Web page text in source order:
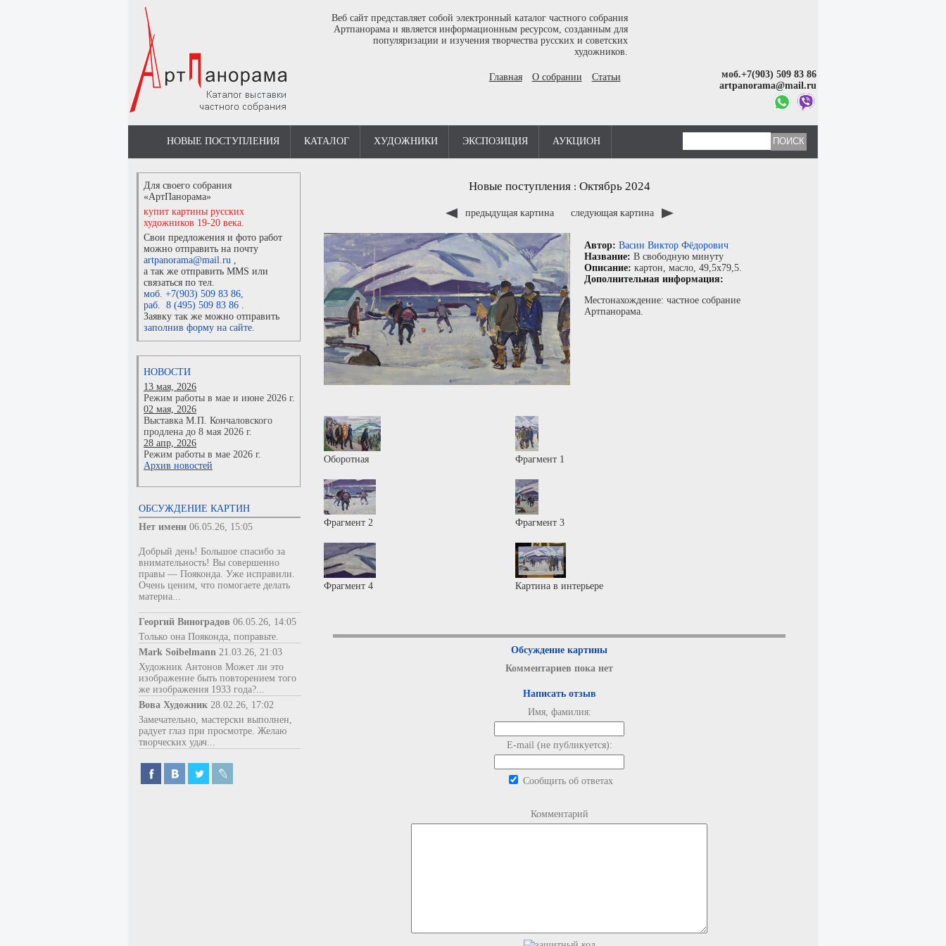
Веб сайт представляет собой электронный каталог частного собрания
Артпанорама и является информационным ресурсом, созданным для
популяризации и изучения творчества русских и советских
художников.
Главная О собрании Статьи
моб.+7(903) 509 83 86
artpanorama@mail.ru
НОВЫЕ ПОСТУПЛЕНИЯ КАТАЛОГ ХУДОЖНИКИ ЭКСПОЗИЦИЯ АУКЦИОН
Для своего собрания
«АртПанорама»
купит картины русских
художников 19-20 века.
Свои предложения и фото работ
можно отправить на почту
artpanorama@mail.ru ,
а так же отправить MMS или
связаться по тел.
моб. +7(903) 509 83 86,
раб. 8 (495) 509 83 86 .
Заявку так же можно отправить
заполнив форму на сайте.
НОВОСТИ
13 мая, 2026
Режим работы в мае и июне 2026 г.
02 мая, 2026
Выставка М.П. Кончаловского
продлена до 8 мая 2026 г.
28 апр, 2026
Режим работы в мае 2026 г.
Архив новостей
ОБСУЖДЕНИЕ КАРТИН
Нет имени 06.05.26, 15:05
Добрый день! Большое спасибо за
внимательность! Вы совершенно
правы — Пояконда. Уже исправили.
Очень ценим, что помогаете делать
материа...
Георгий Виноградов 06.05.26, 14:05
Только она Пояконда, поправьте.
Mark Soibelmann 21.03.26, 21:03
Художник Антонов Может ли это
изображение быть повторением того
же изображения 1933 года?...
Вова Художник 28.02.26, 17:02
Замечательно, мастерски выполнен,
радует глаз при просмотре. Желаю
творческих удач...
Новые поступления: Октябрь 2024
предыдущая картина следующая картина
Автор: Васин Виктор Фёдорович
Название: В свободную минуту
Описание: картон, масло, 49,5x79,5.
Дополнительная информация:
Местонахождение: частное собрание
Артпанорама.
Оборотная Фрагмент 1
Фрагмент 2 Фрагмент 3
Фрагмент 4 Картина в интерьере
Обсуждение картины
Комментариев пока нет
Написать отзыв
Имя, фамилия:
E-mail (не публикуется):
Сообщить об ответах
Комментарий